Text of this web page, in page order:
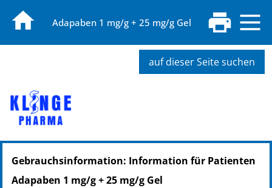
Adapaben 1 mg/g + 25 mg/g Gel
auf dieser Seite suchen
PZN: 18446713
PPN: 111844671377
NTIN: 04150184467130
Gebrauchsinformation: Information für Patienten
Adapaben 1 mg/g + 25 mg/g Gel